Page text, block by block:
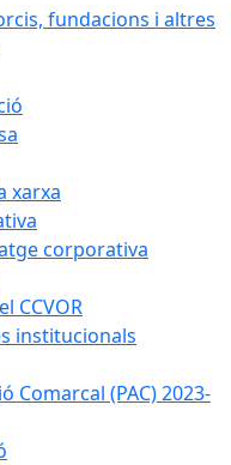
fundacions i altres
xarxa
corporativa
CCVOR
institucionals
Comarcal (PAC) 2023-